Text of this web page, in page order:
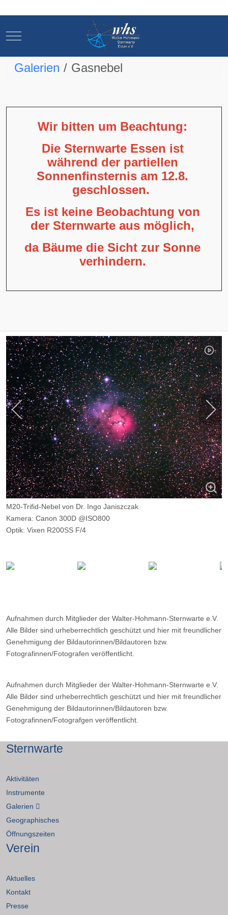
Mobile Menu Toggle
Galerien Gasnebel
Wir bitten um Beachtung:
Die Sternwarte Essen ist
während der partiellen
Sonnenfinsternis am 12.8.
geschlossen.
Es ist keine Beobachtung von
der Sternwarte aus möglich,
da Bäume die Sicht zur Sonne
verhindern.
M20-Trifid-Nebel von Dr. Ingo Janiszczak
Kamera: Canon 300D @ISO800
Optik: Vixen R200SS F/4
Ort: Vorhegg (Kärnten)
Aufnahmen durch Mitglieder der Walter-Hohmann-Sternwarte e.V.
Alle Bilder sind urheberrechtlich geschützt und hier mit freundlicher
Genehmigung der Bildautorinnen/Bildautoren bzw.
Fotografinnen/Fotografen veröffentlicht.
Aufnahmen durch Mitglieder der Walter-Hohmann-Sternwarte e.V.
Alle Bilder sind urheberrechtlich geschützt und hier mit freundlicher
Genehmigung der Bildautorinnen/Bildautoren bzw.
Fotografinnen/Fotografgen veröffentlicht.
Sternwarte
Aktivitäten
Instrumente
Galerien
Geographisches
Öffnungszeiten
Verein
Aktuelles
Kontakt
Presse